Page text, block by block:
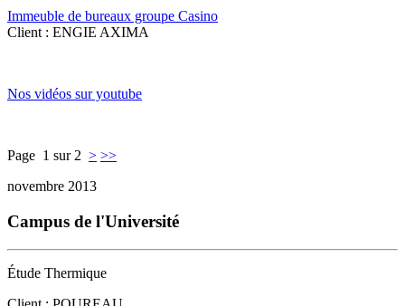
Immeuble de bureaux groupe Casino
Client : ENGIE AXIMA
Nos vidéos sur youtube
Page 1 sur 2 > >>
novembre 2013
Campus de l'Université
Étude Thermique